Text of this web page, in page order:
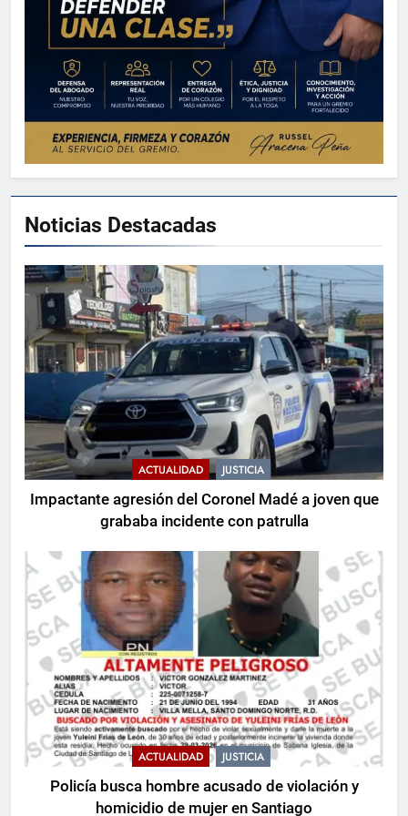
Noticias Destacadas
ACTUALIDAD JUSTICIA
Impactante agresión del Coronel Madé a joven que
grababa incidente con patrulla
ACTUALIDAD JUSTICIA
Policía busca hombre acusado de violación y
homicidio de mujer en Santiago